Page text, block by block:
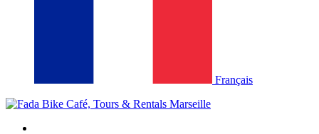
Français